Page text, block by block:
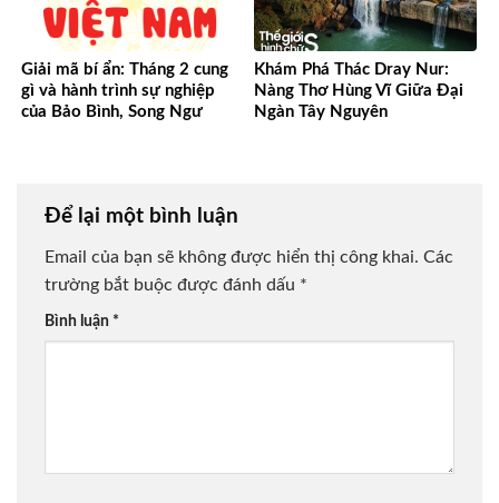
Giải mã bí ẩn: Tháng 2 cung
gì và hành trình sự nghiệp
của Bảo Bình, Song Ngư
Khám Phá Thác Dray Nur:
Nàng Thơ Hùng Vĩ Giữa Đại
Ngàn Tây Nguyên
Để lại một bình luận
Email của bạn sẽ không được hiển thị công khai. Các
trường bắt buộc được đánh dấu *
Bình luận *